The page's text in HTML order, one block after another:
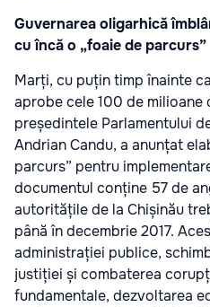
Guvernarea oligarhică
cu încă o „foaie de parcurs”
Marți, cu puțin timp înainte
aprobe cele 100 de
președintele Parlamentului
Andrian Candu, a anunțat
parcurs” pentru
documentul conține 57 de
autoritățile de la Chișinău
până în decembrie 2017.
administrației publice,
justiției și combaterea
fundamentale, dezvoltarea